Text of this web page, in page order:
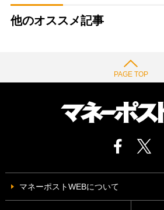
他のオススメ記事
PAGE TOP
マネーポストWEBについて